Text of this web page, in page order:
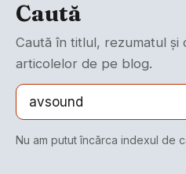
Caută
Caută în titlul, rezumatul și
articolelor de pe blog.
Nu am putut încărca indexul de